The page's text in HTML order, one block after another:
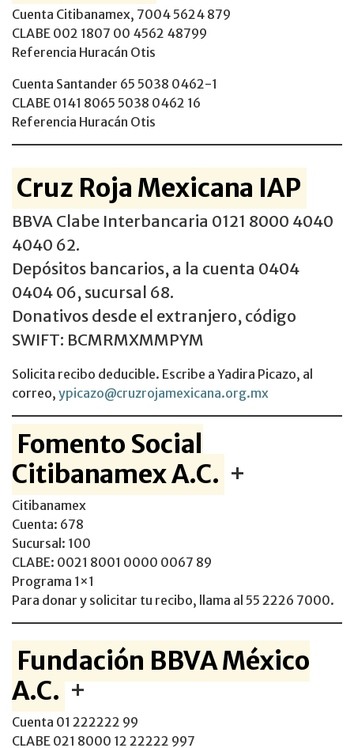
Cuenta Citibanamex, 7004 5624 879
CLABE 002 1807 00 4562 48799
Referencia Huracán Otis
Cuenta Santander 65 5038 0462-1
CLABE 0141 8065 5038 0462 16
Referencia Huracán Otis
Cruz Roja Mexicana IAP
BBVA Clabe Interbancaria 0121 8000 4040
4040 62.
Depósitos bancarios, a la cuenta 0404
0404 06, sucursal 68.
Donativos desde el extranjero, código
SWIFT: BCMRMXMMPYM
Solicita recibo deducible. Escribe a Yadira Picazo, al
correo, ypicazo@cruzrojamexicana.org.mx
Fomento Social
Citibanamex A.C. +
Citibanamex
Cuenta: 678
Sucursal: 100
CLABE: 0021 8001 0000 0067 89
Programa 1×1
Para donar y solicitar tu recibo, llama al 55 2226 7000.
Fundación BBVA México
A.C. +
Cuenta 01 222222 99
CLABE 021 8000 12 22222 997